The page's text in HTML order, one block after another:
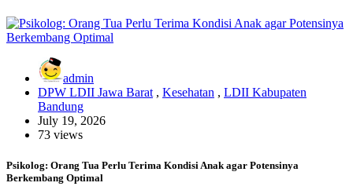
admin
DPW LDII Jawa Barat , Kesehatan , LDII Kabupaten
Bandung
July 19, 2026
73 views
Psikolog: Orang Tua Perlu Terima Kondisi Anak agar Potensinya
Berkembang Optimal